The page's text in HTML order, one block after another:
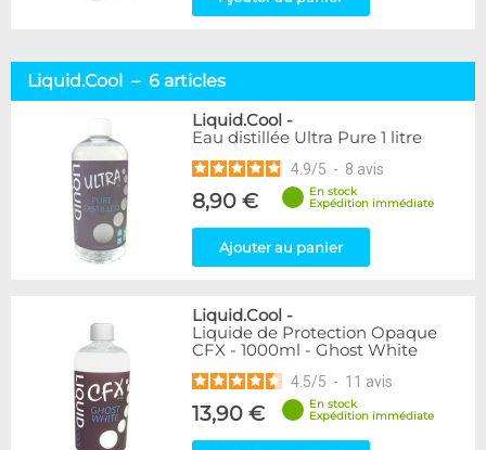
Liquid.Cool – 6 articles
Liquid.Cool -
Eau distillée Ultra Pure 1 litre
4.9/5 - 8 avis
8,90 €
En stock
Expédition immédiate
Ajouter au panier
Liquid.Cool -
Liquide de Protection Opaque
CFX - 1000ml - Ghost White
4.5/5 - 11 avis
13,90 €
En stock
Expédition immédiate